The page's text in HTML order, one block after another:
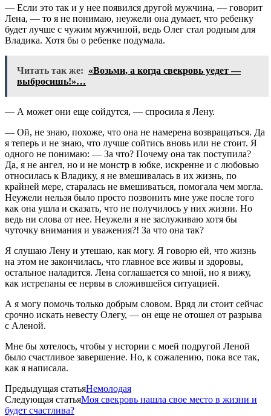
— Если это так и у нее появился другой мужчина, — говорит
Лена, — то я не понимаю, неужели она думает, что ребенку
будет лучше с чужим мужчиной, ведь Олег стал родным для
Владика. Хотя бы о ребенке подумала.
Читать так же: «Возьми, а когда свекровь уедет —
выбросишь!»…
— А может они еще сойдутся, — спросила я Лену.
— Ой, не знаю, похоже, что она не намерена возвращаться. Да
я теперь и не знаю, что лучше сойтись вновь или не стоит. Я
одного не понимаю: — За что? Почему она так поступила?
Да, я не ангел, но и не монстр в юбке, искренне и с любовью
относилась к Владику, я не вмешивалась в их жизнь, по
крайней мере, старалась не вмешиваться, помогала чем могла.
Неужели нельзя было просто позвонить мне уже после того
как она ушла и сказать, что не получилось у них жизни. Но
ведь ни слова от нее. Неужели я не заслуживаю хотя бы
чуточку внимания и уважения?! За что она так?
Я слушаю Лену и утешаю, как могу. Я говорю ей, что жизнь
на этом не закончилась, что главное все живы и здоровы,
остальное наладится. Лена соглашается со мной, но я вижу,
как истрепаны ее нервы в сложившейся ситуацией.
А я могу помочь только добрым словом. Вряд ли стоит сейчас
срочно искать невесту Олегу, — он еще не отошел от разрыва
с Аленой.
Мне бы хотелось, чтобы у истории с моей подругой Леной
было счастливое завершение. Но, к сожалению, пока все так,
как я написала.
Предыдущая статьяНемолодая
Следующая статьяМоя свекровь нашла свое место в жизни и
будет счастлива?